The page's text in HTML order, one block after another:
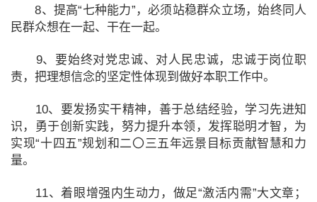
8、提高“七种能力”，必须站稳群众立场，始终同人
民群众想在一起、干在一起。
9、要始终对党忠诚、对人民忠诚，忠诚于岗位职
责，把理想信念的坚定性体现到做好本职工作中。
10、要发扬实干精神，善于总结经验，学习先进知
识，勇于创新实践，努力提升本领，发挥聪明才智，为
实现“十四五”规划和二〇三五年远景目标贡献智慧和力
量。
11、着眼增强内生动力，做足“激活内需”大文章；